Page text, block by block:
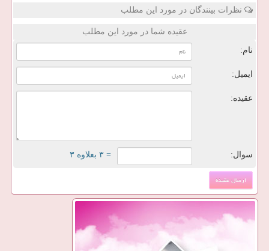
نظرات بینندگان در مورد این مطلب
عقیده شما در مورد این مطلب
نام:
ایمیل:
عقیده:
سوال: = ۳ بعلاوه ۳